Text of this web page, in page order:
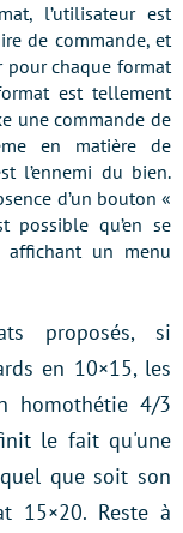
l’utilisateur est
de commande, et
pour chaque format
est tellement
une commande de
en matière de
l’ennemi du bien.
d’un bouton «
possible qu’en se
affichant un menu
proposés, si
en 10×15, les
homothétie 4/3
le fait qu'une
que soit son
15×20. Reste à